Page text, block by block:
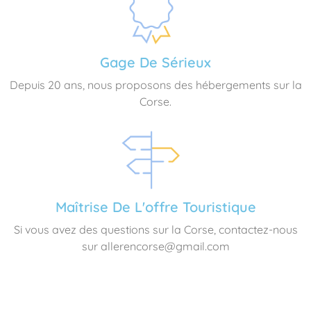
Gage De Sérieux
Depuis 20 ans, nous proposons des hébergements sur la
Corse.
Maîtrise De L'offre Touristique
Si vous avez des questions sur la Corse, contactez-nous
sur allerencorse@gmail.com